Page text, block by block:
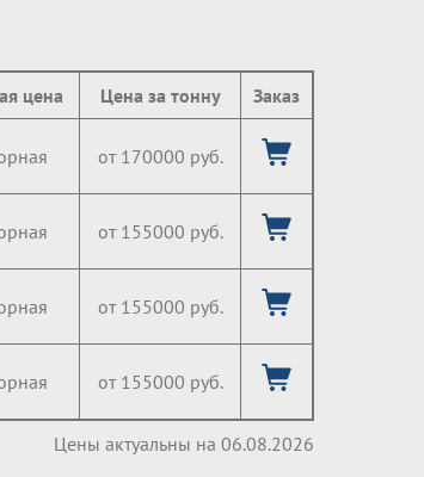
цена Цена за тонну
Заказ
от 170000 руб.
от 155000 руб.
от 155000 руб.
от 155000 руб.
Цены актуальны на 06.08.2026